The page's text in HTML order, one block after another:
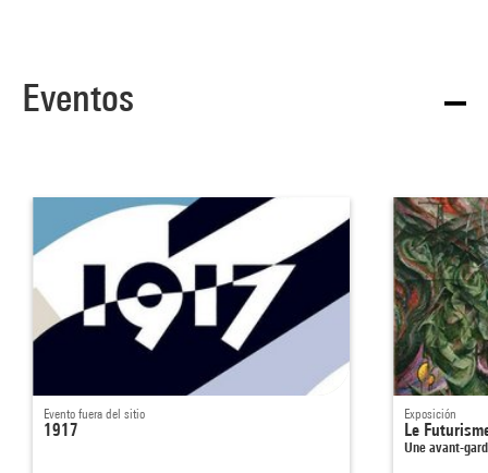
Eventos
Evento fuera del sitio
1917
Exposición
Le
Une avant-